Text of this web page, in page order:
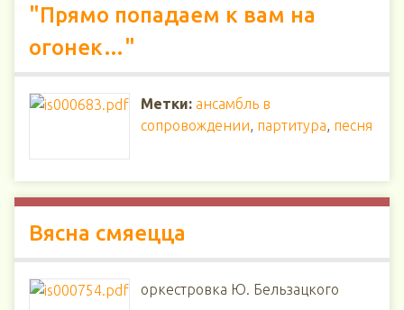
"Прямо попадаем к вам на
огонек…"
Метки: ансамбль в
сопровождении, партитура, песня
Вясна смяецца
оркестровка Ю. Бельзацкого